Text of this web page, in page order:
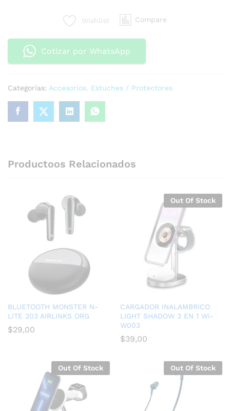
Wishlist Compare
Cotizar por WhatsApp
Categorías: Accesorios Estuches / Protectores
Productoos Relacionados
BLUETOOTH MONSTER N-
LITE 203 AIRLINKS ORG
$29,00
Out Of Stock
CARGADOR INALAMBRICO
LIGHT SHADOW 3 EN 1 Wi-
W003
$39,00
Out Of Stock Out Of Stock